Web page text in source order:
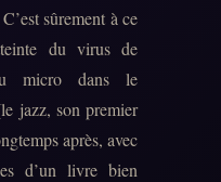
sûrement à ce
du virus de
micro dans le
jazz, son premier
après, avec
d’un livre bien